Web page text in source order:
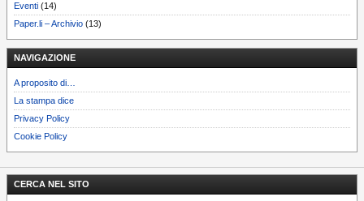
Eventi (14)
Paper.li – Archivio (13)
NAVIGAZIONE
A proposito di…
La stampa dice
Privacy Policy
Cookie Policy
CERCA NEL SITO